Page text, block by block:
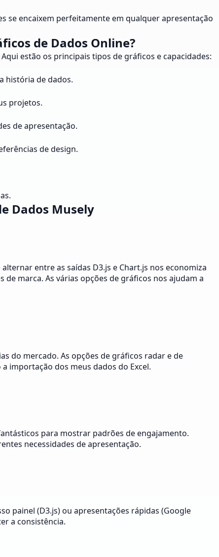
se encaixem perfeitamente em qualquer apresentação
de Dados Online?
estão os principais tipos de gráficos e capacidades:
história de dados.
projetos.
de apresentação.
de design.
Dados Musely
entre as saídas D3.js e Chart.js nos economiza
marca. As várias opções de gráficos nos ajudam a
do mercado. As opções de gráficos radar e de
importação dos meus dados do Excel.
para mostrar padrões de engajamento.
necessidades de apresentação.
painel (D3.js) ou apresentações rápidas (Google
a consistência.